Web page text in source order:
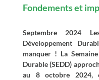
Fondements et
Septembre 2024
Développement
manquer ! La
Durable (SEDD)
au 8 octobre 2024,